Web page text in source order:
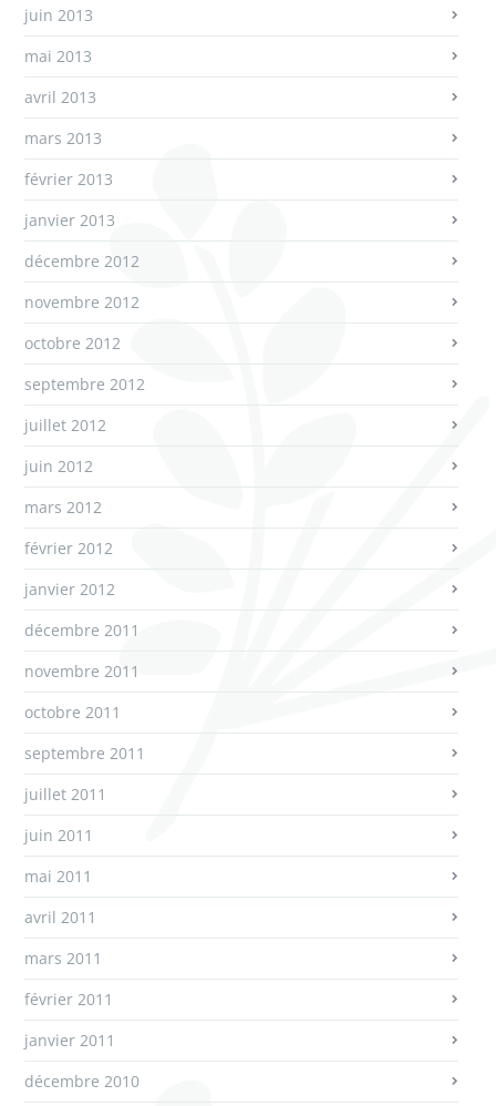
juin 2013
mai 2013
avril 2013
mars 2013
février 2013
janvier 2013
décembre 2012
novembre 2012
octobre 2012
septembre 2012
juillet 2012
juin 2012
mars 2012
février 2012
janvier 2012
décembre 2011
novembre 2011
octobre 2011
septembre 2011
juillet 2011
juin 2011
mai 2011
avril 2011
mars 2011
février 2011
janvier 2011
décembre 2010